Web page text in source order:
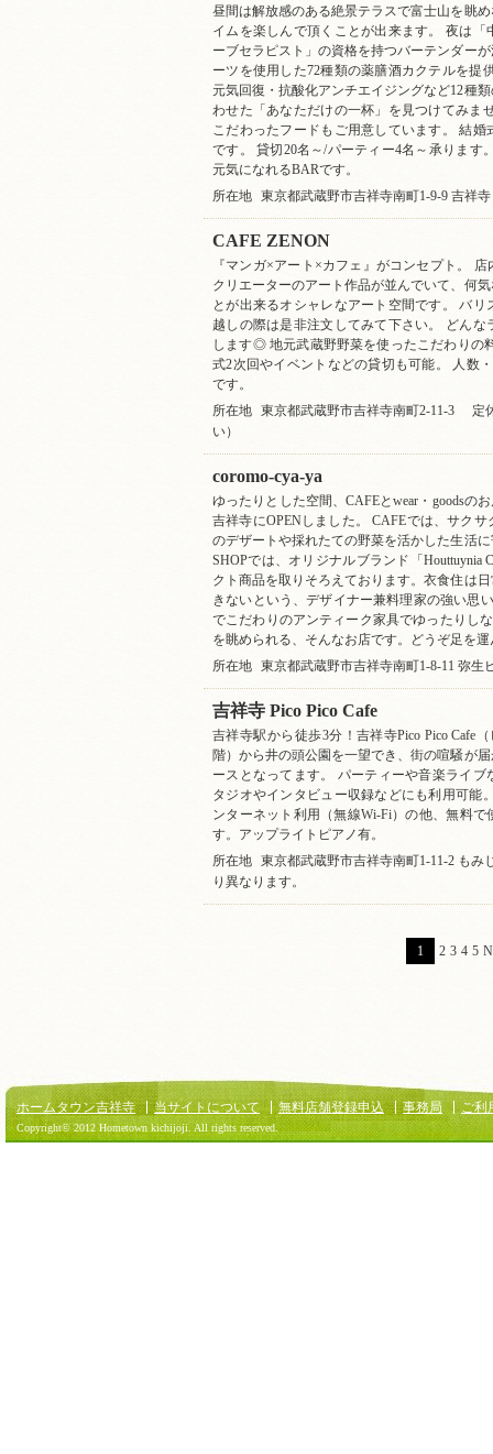
昼間は解放感のある絶景テラスで富士山を眺
イムを楽しんで頂くことが出来ます。 夜は
ーブセラピスト」の資格を持つバーテンダー
ーツを使用した72種類の薬膳酒カクテルを提
元気回復・抗酸化アンチエイジングなど12種
わせた「あなただけの一杯」を見つけてみま
こだわったフードもご用意しています。 結
です。 貸切20名～/パーティー4名～承ります
元気になれるBARです。
所在地
東京都武蔵野市吉祥寺南町1-9-9 吉祥
CAFE ZENON
『マンガ×アート×カフェ』がコンセプト。
クリエーターのアート作品が並んでいて、何
とが出来るオシャレなアート空間です。 バ
越しの際は是非注文してみて下さい。 どん
します◎ 地元武蔵野野菜を使ったこだわりの
式2次回やイベントなどの貸切も可能。 人数
です。
所在地
東京都武蔵野市吉祥寺南町2-11-3
定
い）
coromo-cya-ya
ゆったりとした空間、CAFEとwear・goodsの
吉祥寺にOPENしました。 CAFEでは、サク
のデザートや採れたての野菜を活かした生活
SHOPでは、オリジナルブランド「Houttuynia
クト商品を取りそろえております。衣食住は
きないという、デザイナー兼料理家の強い思
でこだわりのアンティーク家具でゆったりし
を眺められる、そんなお店です。どうぞ足を
所在地
東京都武蔵野市吉祥寺南町1-8-11 弥生
吉祥寺 Pico Pico Cafe
吉祥寺駅から徒歩3分！吉祥寺Pico Pico Cafe
階）から井の頭公園を一望でき、街の喧騒が
ースとなってます。 パーティーや音楽ライ
タジオやインタビュー収録などにも利用可能
ンターネット利用（無線Wi-Fi）の他、無料
す。アップライトピアノ有。
所在地
東京都武蔵野市吉祥寺南町1-11-2 もみ
り異なります。
1 2 3 4 5
ホームタウン吉祥寺 当サイトについて 無料店舗登録申込 事務局 ご利
Copyright© 2012 Hometown kichijoji. All rights reserved.